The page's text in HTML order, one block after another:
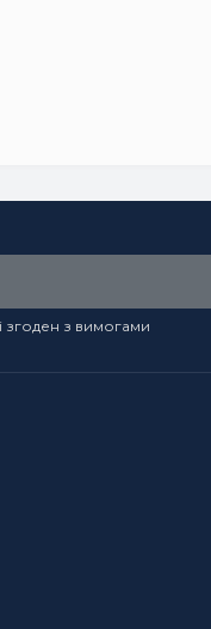
і згоден з вимогами